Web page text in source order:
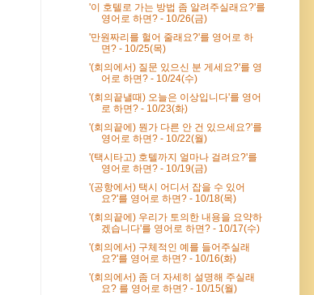
'이 호텔로 가는 방법 좀 알려주실래요?'를
영어로 하면? - 10/26(금)
'만원짜리를 헐어 줄래요?'를 영어로 하
면? - 10/25(목)
'(회의에서) 질문 있으신 분 게세요?'를 영
어로 하면? - 10/24(수)
'(회의끝낼때) 오늘은 이상입니다'를 영어
로 하면? - 10/23(화)
'(회의끝에) 뭔가 다른 안 건 있으세요?'를
영어로 하면? - 10/22(월)
'(택시타고) 호텔까지 얼마나 걸려요?'를
영어로 하면? - 10/19(금)
'(공항에서) 택시 어디서 잡을 수 있어
요?'를 영어로 하면? - 10/18(목)
'(회의끝에) 우리가 토의한 내용을 요약하
겠습니다'를 영어로 하면? - 10/17(수)
'(회의에서) 구체적인 예를 들어주실래
요?'를 영어로 하면? - 10/16(화)
'(회의에서) 좀 더 자세히 설명해 주실래
요? 를 영어로 하면? - 10/15(월)